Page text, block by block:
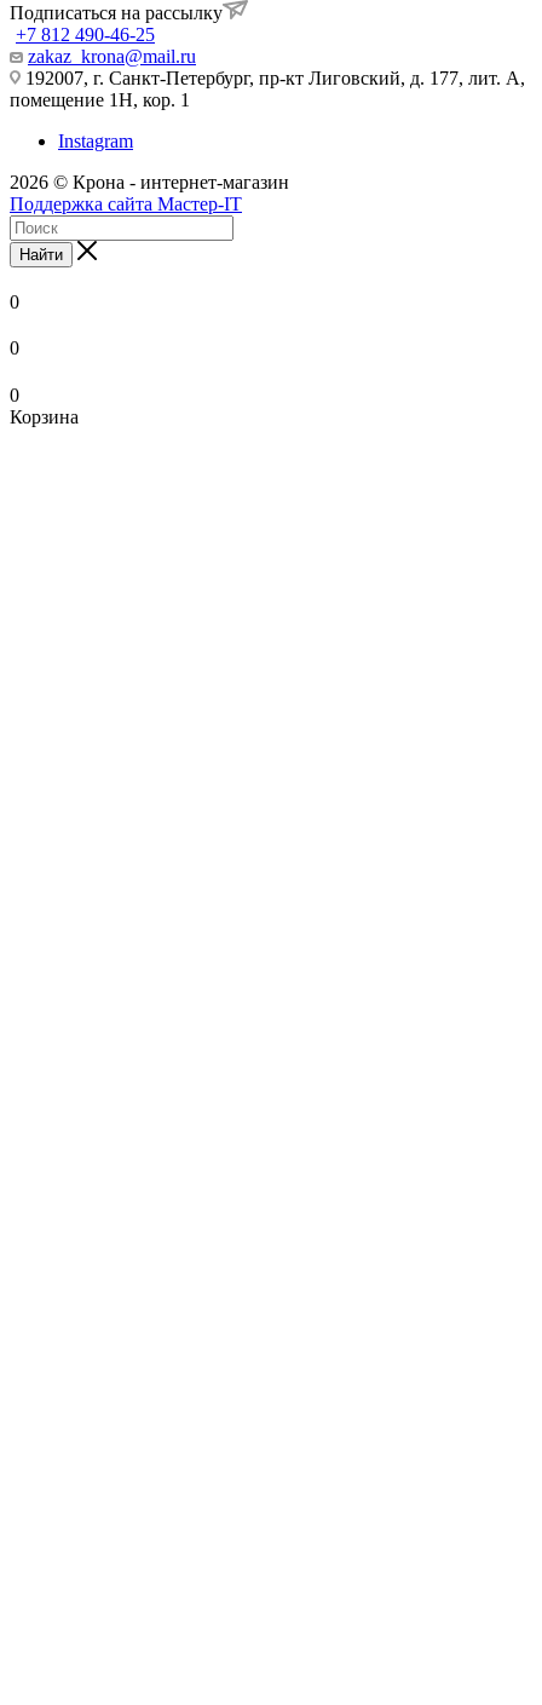
Подписаться на рассылку
+7 812 490-46-25
zakaz_krona@mail.ru
192007, г. Санкт-Петербург, пр-кт Лиговский, д. 177, лит. А,
помещение 1Н, кор. 1
Instagram
2026 © Крона - интернет-магазин
Поддержка сайта Мастер-IT
Найти
0
0
0
Корзина